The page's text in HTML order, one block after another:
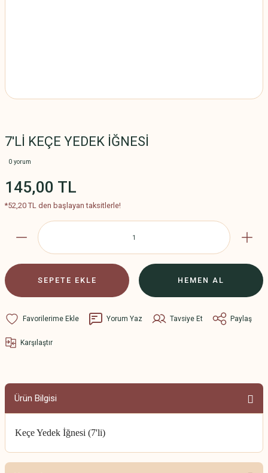
7'Lİ KEÇE YEDEK İĞNESİ
0 yorum
145,00 TL
*52,20 TL den başlayan taksitlerle!
SEPETE EKLE HEMEN AL
Yorum Yaz Tavsiye Et Paylaş
Karşılaştır
Ürün Bilgisi
Keçe Yedek İğnesi (7'li)